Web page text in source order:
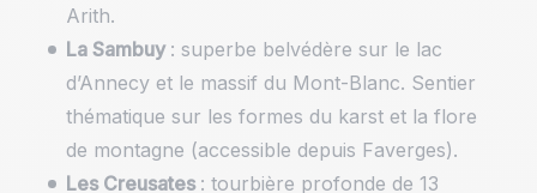
Arith.
La Sambuy : superbe belvédère sur le lac
d’Annecy et le massif du Mont-Blanc. Sentier
thématique sur les formes du karst et la flore
de montagne (accessible depuis Faverges).
Les Creusates : tourbière profonde de 13